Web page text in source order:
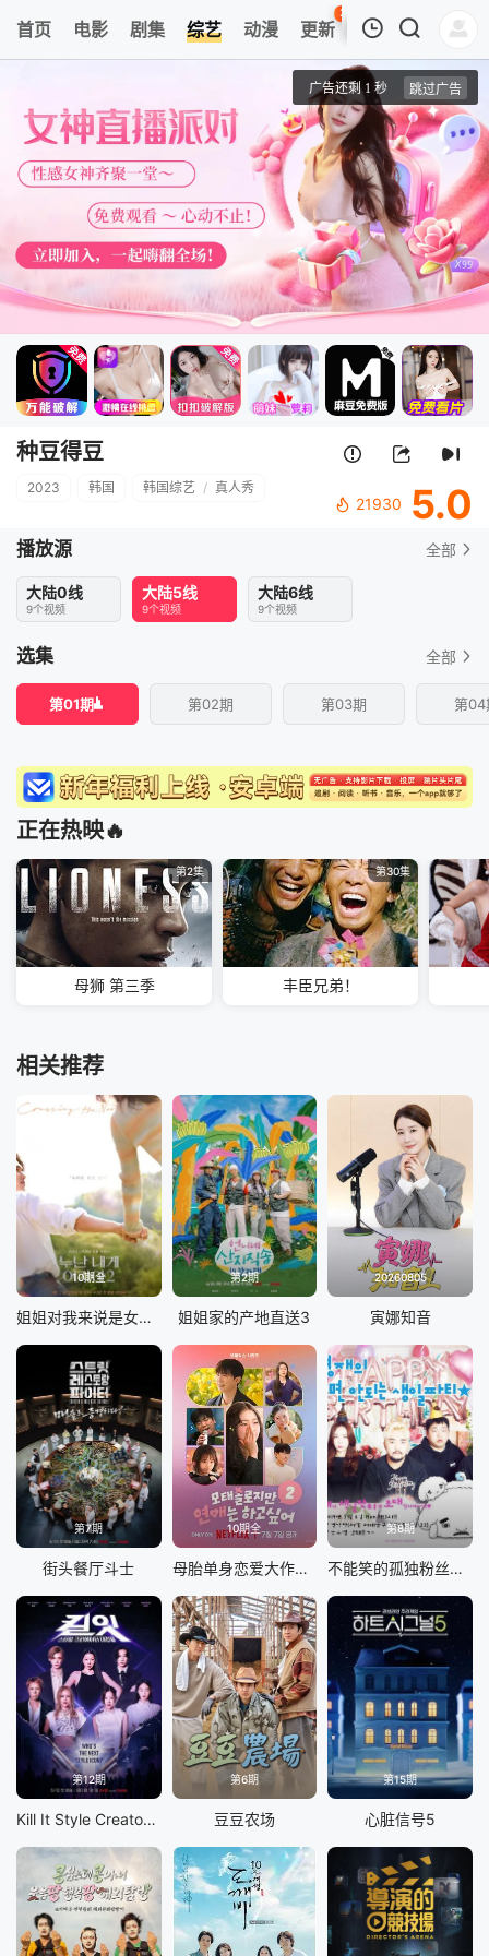
首页 电影 剧集 综艺 动漫 更新
26
热榜 APP
第01期
种豆得豆
种豆得豆
2023 韩国 韩国综艺 / 真人秀
21930 5.0
播放源 全部
大陆0线
9个视频
大陆5线
9个视频
大陆6线
9个视频
选集 全部
第01期 第02期 第03期 第04
正在热映🔥
第2集
母狮 第三季
第30集
丰臣兄弟！
相关推荐
10期全
姐姐对我来说是女人2
第2期
姐姐家的产地直送3
20260805
寅娜知音
第7期
街头餐厅斗士
10期全
母胎单身恋爱大作战2
第8期
不能笑的孤独粉丝见面会
第12期
Kill It Style Creator War
第6期
豆豆农场
第15期
心脏信号5